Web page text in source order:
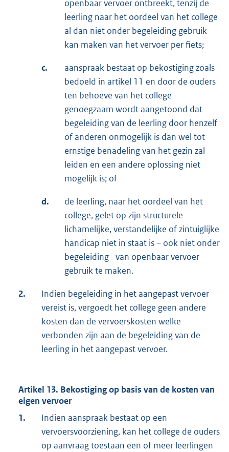
openbaar vervoer ontbreekt, tenzij de
leerling naar het oordeel van het college
al dan niet onder begeleiding gebruik
kan maken van het vervoer per fiets;
c.
aanspraak bestaat op bekostiging zoals
bedoeld in artikel 11 en door de ouders
ten behoeve van het college
genoegzaam wordt aangetoond dat
begeleiding van de leerling door henzelf
of anderen onmogelijk is dan wel tot
ernstige benadeling van het gezin zal
leiden en een andere oplossing niet
mogelijk is; of
d.
de leerling, naar het oordeel van het
college, gelet op zijn structurele
lichamelijke, verstandelijke of zintuiglijke
handicap niet in staat is – ook niet onder
begeleiding –van openbaar vervoer
gebruik te maken.
2.
Indien begeleiding in het aangepast vervoer
vereist is, vergoedt het college geen andere
kosten dan de vervoerskosten welke
verbonden zijn aan de begeleiding van de
leerling in het aangepast vervoer.
Artikel 13. Bekostiging op basis van de kosten van
eigen vervoer
1.
Indien aanspraak bestaat op een
vervoersvoorziening, kan het college de ouders
op aanvraag toestaan een of meer leerlingen